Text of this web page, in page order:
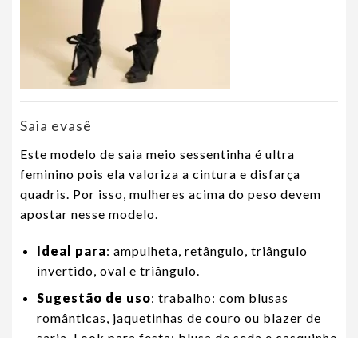
Saia evasê
Este modelo de saia meio sessentinha é ultra
feminino pois ela valoriza a cintura e disfarça
quadris. Por isso, mulheres acima do peso devem
apostar nesse modelo.
Ideal para: ampulheta, retângulo, triângulo
invertido, oval e triângulo.
Sugestão de uso: trabalho: com blusas
românticas, jaquetinhas de couro ou blazer de